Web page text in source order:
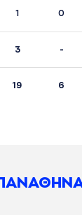
1 0
3 -
19 6